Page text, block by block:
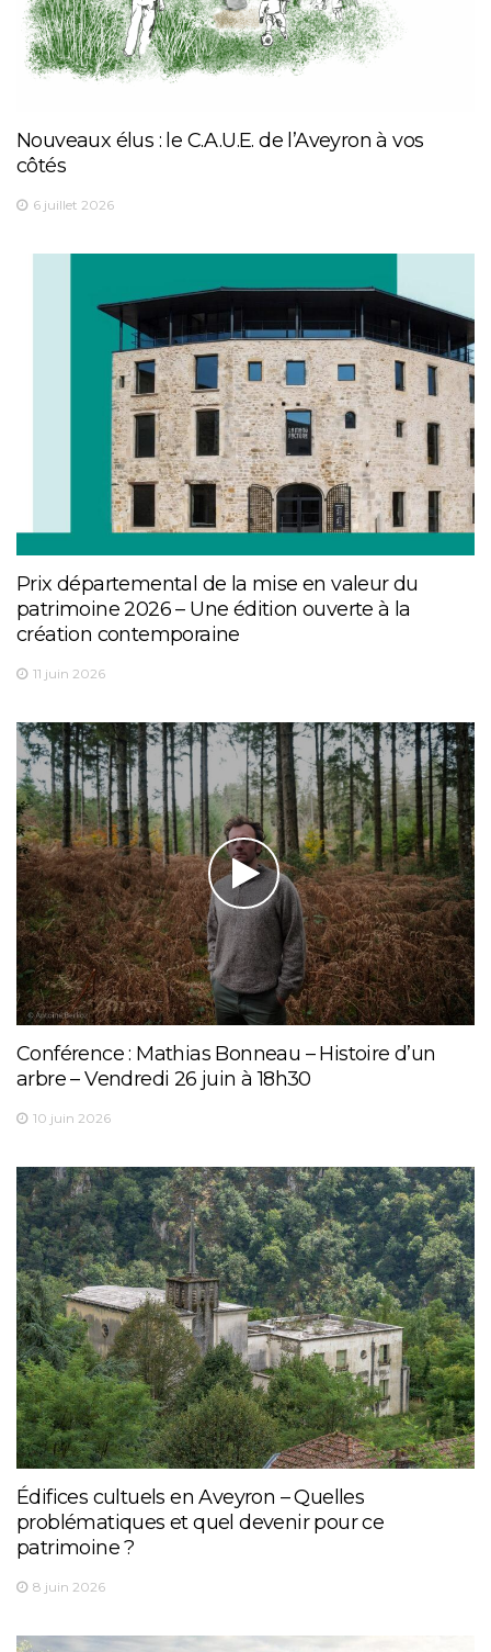
Nouveaux élus : le C.A.U.E. de l’Aveyron à vos
côtés
6 juillet 2026
Prix départemental de la mise en valeur du
patrimoine 2026 – Une édition ouverte à la
création contemporaine
11 juin 2026
Conférence : Mathias Bonneau – Histoire d’un
arbre – Vendredi 26 juin à 18h30
10 juin 2026
Édifices cultuels en Aveyron – Quelles
problématiques et quel devenir pour ce
patrimoine ?
8 juin 2026